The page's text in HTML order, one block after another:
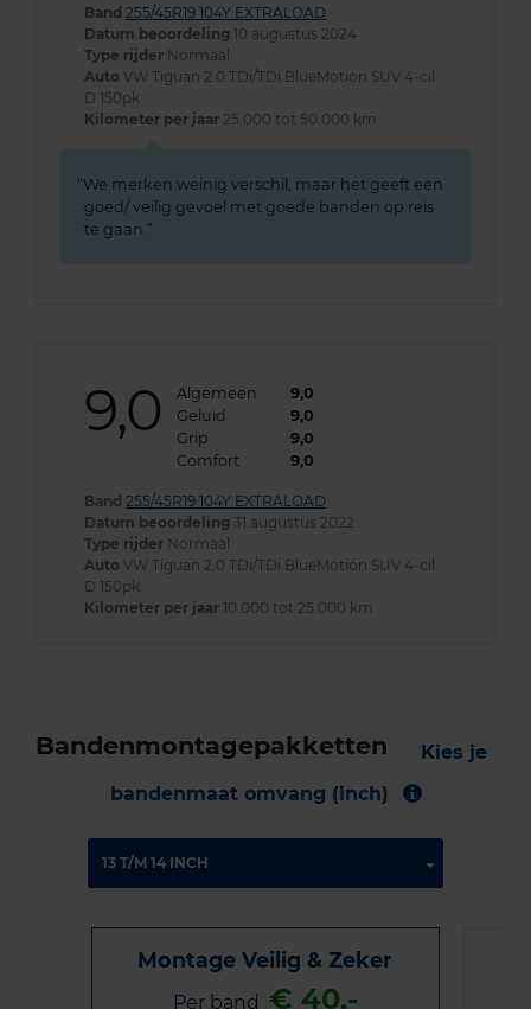
Band 255/45R19 104Y EXTRALOAD
Datum beoordeling 10 augustus 2024
Type rijder Normaal
Auto VW Tiguan 2.0 TDi/TDi BlueMotion SUV 4-cil.
D 150pk
Kilometer per jaar 25.000 tot 50.000 km
We merken weinig verschil, maar het geeft een
goed/ veilig gevoel met goede banden op reis
te gaan.
9,0 Algemeen
9,0
Geluid
9,0
Grip
9,0
Comfort
9,0
Band 255/45R19 104Y EXTRALOAD
Datum beoordeling 31 augustus 2022
Type rijder Normaal
Auto VW Tiguan 2.0 TDi/TDi BlueMotion SUV 4-cil.
D 150pk
Kilometer per jaar 10.000 tot 25.000 km
Bandenmontagepakketten
Kies je
bandenmaat omvang (inch)
Montage Veilig & Zeker
Per band € 40,-